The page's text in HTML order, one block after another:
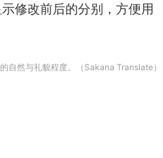
修改前后的分别，方便用
自然与礼貌程度。（Sakana Translate）